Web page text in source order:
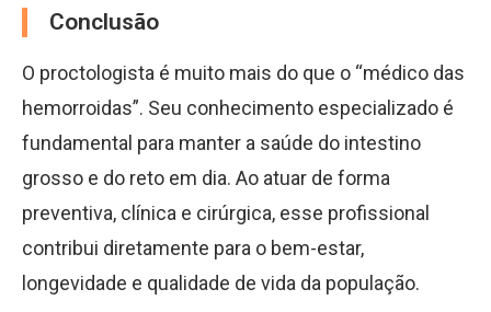
Conclusão
O proctologista é muito mais do que o “médico das
hemorroidas”. Seu conhecimento especializado é
fundamental para manter a saúde do intestino
grosso e do reto em dia. Ao atuar de forma
preventiva, clínica e cirúrgica, esse profissional
contribui diretamente para o bem-estar,
longevidade e qualidade de vida da população.